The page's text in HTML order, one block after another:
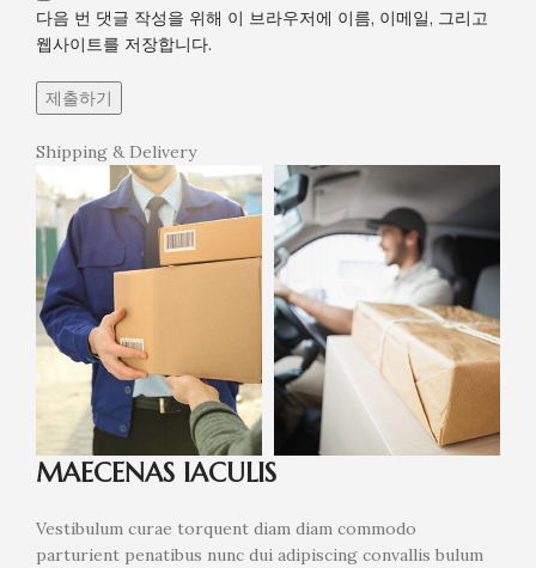
다음 번 댓글 작성을 위해 이 브라우저에 이름, 이메일, 그리고
웹사이트를 저장합니다.
Shipping & Delivery
MAECENAS IACULIS
Vestibulum curae torquent diam diam commodo
parturient penatibus nunc dui adipiscing convallis bulum